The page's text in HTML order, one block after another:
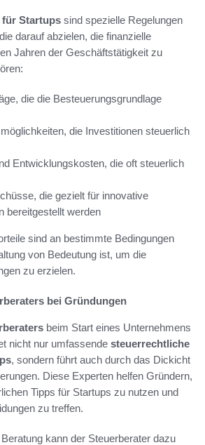
für Startups sind spezielle Regelungen
darauf abzielen, die finanzielle
Jahren der Geschäftstätigkeit zu
die die Besteuerungsgrundlage
die Investitionen steuerlich
Entwicklungskosten, die oft steuerlich
die gezielt für innovative
bereitgestellt werden
sind an bestimmte Bedingungen
von Bedeutung ist, um die
zu erzielen.
bei Gründungen
beim Start eines Unternehmens
nicht nur umfassende steuerrechtliche
, sondern führt auch durch das Dickicht
Diese Experten helfen Gründern,
Tipps für Startups zu nutzen und
zu treffen.
kann der Steuerberater dazu